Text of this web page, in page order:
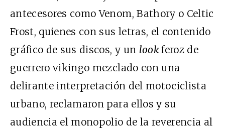
antecesores como Venom, Bathory o Celtic
Frost, quienes con sus letras, el contenido
gráfico de sus discos, y un lookferoz de
guerrero vikingo mezclado con una
delirante interpretación del motociclista
urbano, reclamaron para ellos y su
audiencia el monopolio de la reverencia al